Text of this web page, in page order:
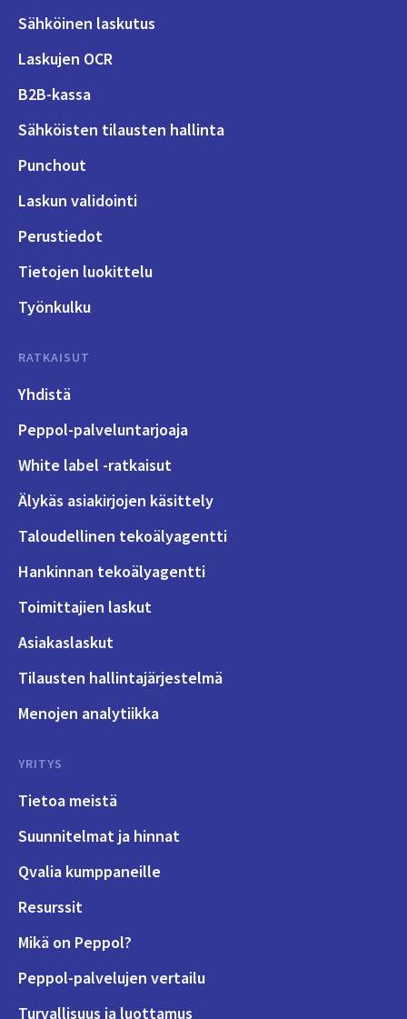
Sähköinen laskutus
Laskujen OCR
B2B-kassa
Sähköisten tilausten hallinta
Punchout
Laskun validointi
Perustiedot
Tietojen luokittelu
Työnkulku
RATKAISUT
Yhdistä
Peppol-palveluntarjoaja
White label -ratkaisut
Älykäs asiakirjojen käsittely
Taloudellinen tekoälyagentti
Hankinnan tekoälyagentti
Toimittajien laskut
Asiakaslaskut
Tilausten hallintajärjestelmä
Menojen analytiikka
YRITYS
Tietoa meistä
Suunnitelmat ja hinnat
Qvalia kumppaneille
Resurssit
Mikä on Peppol?
Peppol-palvelujen vertailu
Turvallisuus ja luottamus